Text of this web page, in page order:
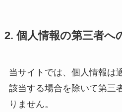
2. 個人情報の第三者へ
当サイトでは、個人情報は
該当する場合を除いて第三
りません。